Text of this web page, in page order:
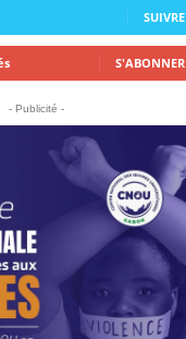
SUIVRE
S'ABONNER
- Publicité -